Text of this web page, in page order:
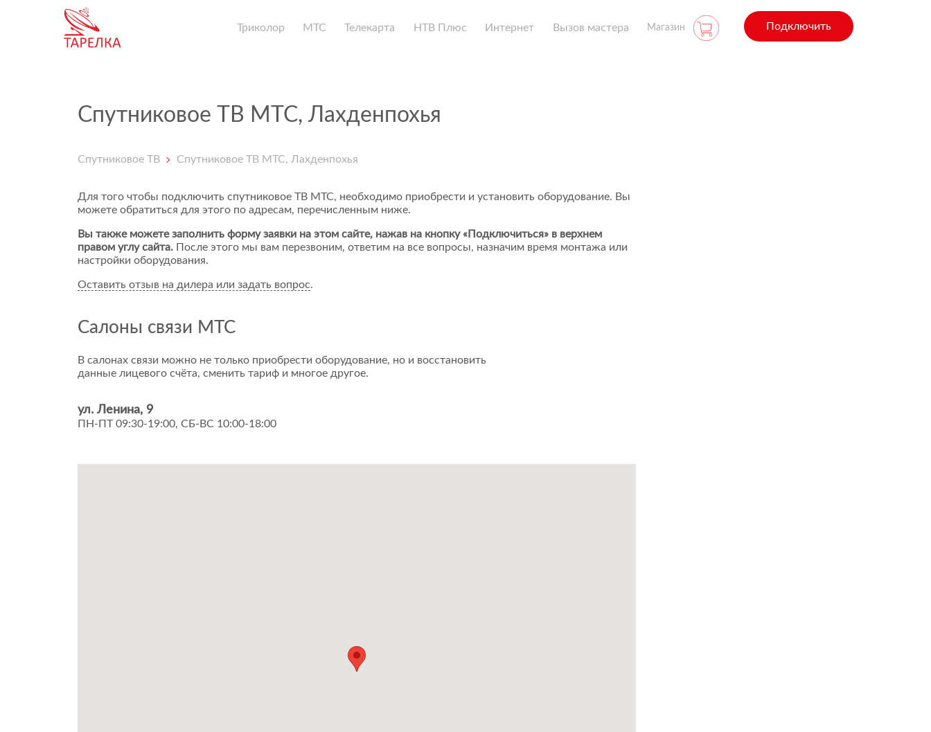
Триколор МТС Телекарта НТВ Плюс Интернет Вызов мастера Магазин Подключить
Спутниковое ТВ МТС, Лахденпохья
Спутниковое ТВ Спутниковое ТВ МТС, Лахденпохья
Для того чтобы подключить спутниковое ТВ МТС, необходимо приобрести и установить оборудование. Вы
можете обратиться для этого по адресам, перечисленным ниже.
Вы также можете заполнить форму заявки на этом сайте, нажав на кнопку «Подключиться» в верхнем
правом углу сайта. После этого мы вам перезвоним, ответим на все вопросы, назначим время монтажа или
настройки оборудования.
Оставить отзыв на дилера или задать вопрос.
Салоны связи МТС
В салонах связи можно не только приобрести оборудование, но и восстановить
данные лицевого счёта, сменить тариф и многое другое.
ул. Ленина, 9
ПН-ПТ 09:30-19:00, СБ-ВС 10:00-18:00